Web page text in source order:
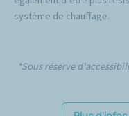
système de chauffage.
*Sous réserve